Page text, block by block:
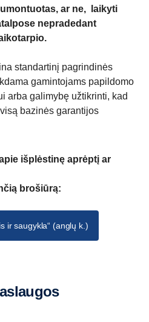
ar ne, laikyti
nepradedant
standartinį pagrindinės
gamintojams papildomo
arba galimybę užtikrinti, kad
bazinės garantijos
išplėstinę aprėptį ar
brošiūrą:
ir saugykla“ (anglų k.)